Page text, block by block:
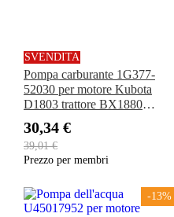
SVENDITA
Pompa carburante 1G377-
52030 per motore Kubota
D1803 trattore BX1880
1 BX23S BX23S-1
30,34 €
39,01 €
Prezzo per membri
-13%